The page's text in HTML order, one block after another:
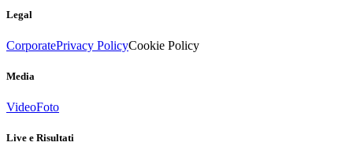
Legal
CorporatePrivacy PolicyCookie Policy
Media
VideoFoto
Live e Risultati